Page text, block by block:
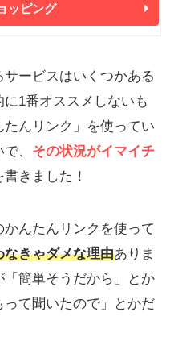
ッピング
ービスはいくつかある
1番オススメしないも
んリンク」を使ってい
、 その状況がイマイチ
きました！
んたんリンクを使って
なきゃダメな理由ありま
簡単そうだから」とか
って聞いたので」とかだ